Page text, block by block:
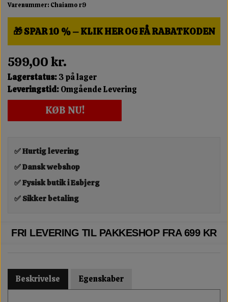
Varenummer: Chaiamo r9
🎁 SPAR 10 % – KLIK HER OG FÅ RABATKODEN
599,00 kr.
Lagerstatus:3 på lager
Leveringstid:Omgående Levering
KØB NU!
✅ Hurtig levering
✅ Dansk webshop
✅ Fysisk butik i Esbjerg
✅ Sikker betaling
FRI LEVERING TIL PAKKESHOP FRA 699 KR
Beskrivelse Egenskaber